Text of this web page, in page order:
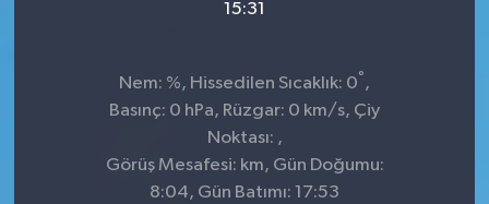
15:31
Nem: %, Hissedilen Sıcaklık: 0° ,
Basınç: 0 hPa, Rüzgar: 0 km/s, Çiy
Noktası: ,
Görüş Mesafesi: km, Gün Doğumu:
8:04, Gün Batımı: 17:53